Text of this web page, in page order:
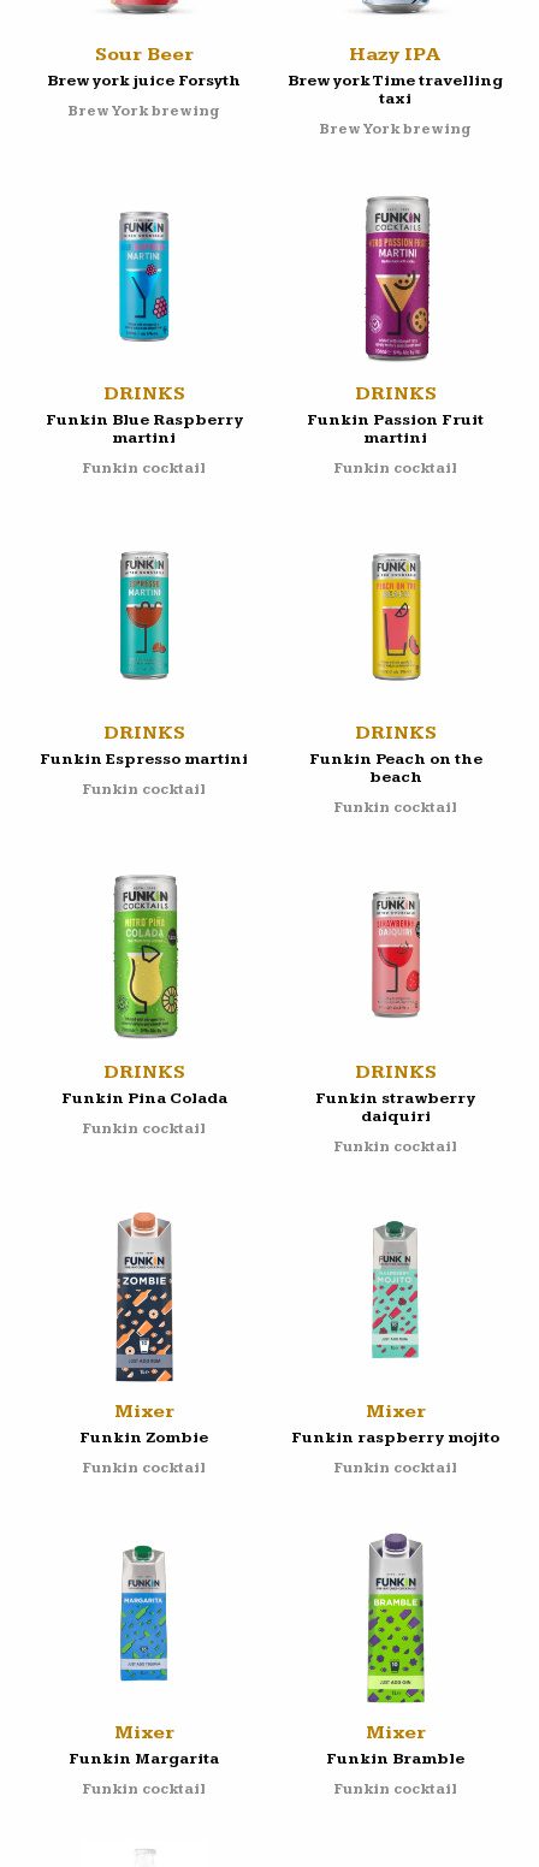
Sour Beer
Brew york juice Forsyth
Brew York brewing
Hazy IPA
Brew york Time travelling
taxi
Brew York brewing
DRINKS
Funkin Blue Raspberry
martini
Funkin cocktail
DRINKS
Funkin Passion Fruit
martini
Funkin cocktail
DRINKS
Funkin Espresso martini
Funkin cocktail
DRINKS
Funkin Peach on the
beach
Funkin cocktail
DRINKS
Funkin Pina Colada
Funkin cocktail
DRINKS
Funkin strawberry
daiquiri
Funkin cocktail
Mixer
Funkin Zombie
Funkin cocktail
Mixer
Funkin raspberry mojito
Funkin cocktail
Mixer
Funkin Margarita
Funkin cocktail
Mixer
Funkin Bramble
Funkin cocktail